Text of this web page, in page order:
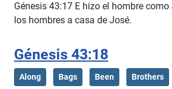
Génesis 43:17 E hizo el hombre
los hombres a casa de José.
Génesis 43:18
Along Bags Been Brothers